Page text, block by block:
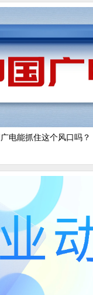
电能抓住这个风口吗？